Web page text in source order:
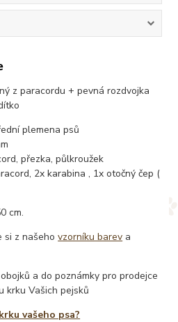
z paracordu + pevná rozdvojka
plemena psů
přezka, půlkroužek
2x karabina , 1x otočný čep (
cm.
si z našehovzorníku barev a
a do poznámky pro prodejce
krku Vašich pejsků
vašeho psa?